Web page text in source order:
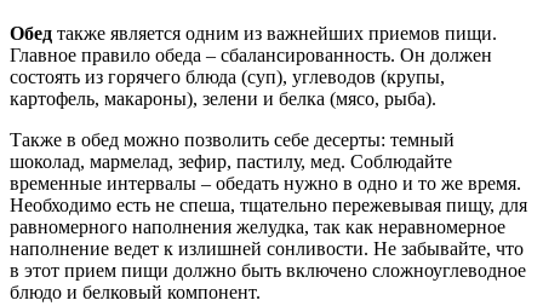
Обед также является одним из важнейших приемов пищи.
Главное правило обеда – сбалансированность. Он должен
состоять из горячего блюда (суп), углеводов (крупы,
картофель, макароны), зелени и белка (мясо, рыба).
Также в обед можно позволить себе десерты: темный
шоколад, мармелад, зефир, пастилу, мед. Соблюдайте
временные интервалы – обедать нужно в одно и то же время.
Необходимо есть не спеша, тщательно пережевывая пищу, для
равномерного наполнения желудка, так как неравномерное
наполнение ведет к излишней сонливости. Не забывайте, что
в этот прием пищи должно быть включено сложноуглеводное
блюдо и белковый компонент.